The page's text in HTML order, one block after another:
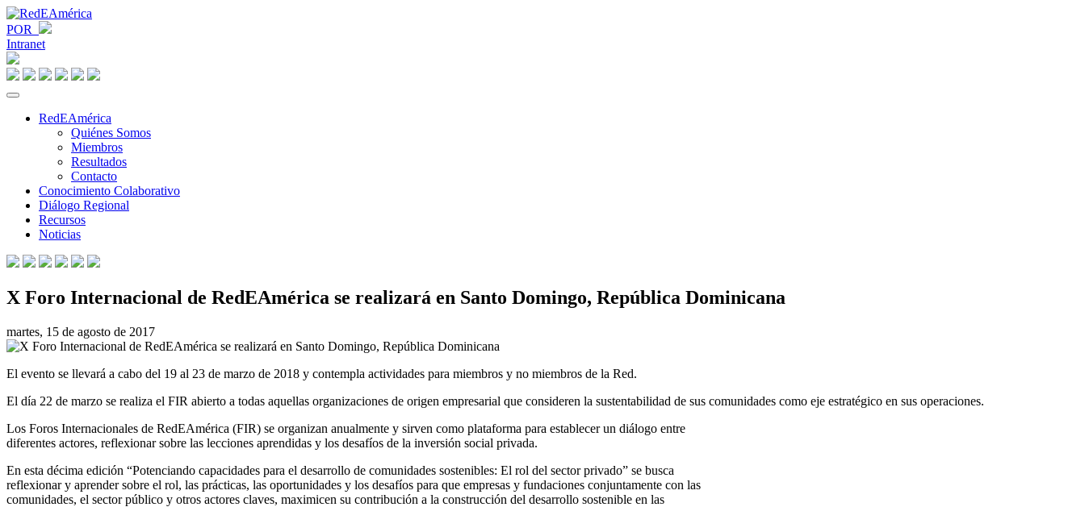
POR
Intranet
RedEAmérica
Quiénes Somos
Miembros
Resultados
Contacto
Conocimiento Colaborativo
Diálogo Regional
Recursos
Noticias
X Foro Internacional de RedEAmérica se realizará en Santo Domingo, República Dominicana
martes, 15 de agosto de 2017
El evento se llevará a cabo del 19 al 23 de marzo de 2018 y contempla actividades para miembros y no miembros de la Red.
El día 22 de marzo se realiza el FIR abierto a todas aquellas organizaciones de origen empresarial que consideren la sustentabilidad de sus comunidades como eje estratégico en sus operaciones.
Los Foros Internacionales de RedEAmérica (FIR) se organizan anualmente y sirven como plataforma para establecer un diálogo entre
diferentes actores, reflexionar sobre las lecciones aprendidas y los desafíos de la inversión social privada.
En esta décima edición “Potenciando capacidades para el desarrollo de comunidades sostenibles: El rol del sector privado” se busca
reflexionar y aprender sobre el rol, las prácticas, las oportunidades y los desafíos para que empresas y fundaciones conjuntamente con las
comunidades, el sector público y otros actores claves, maximicen su contribución a la construcción del desarrollo sostenible en las